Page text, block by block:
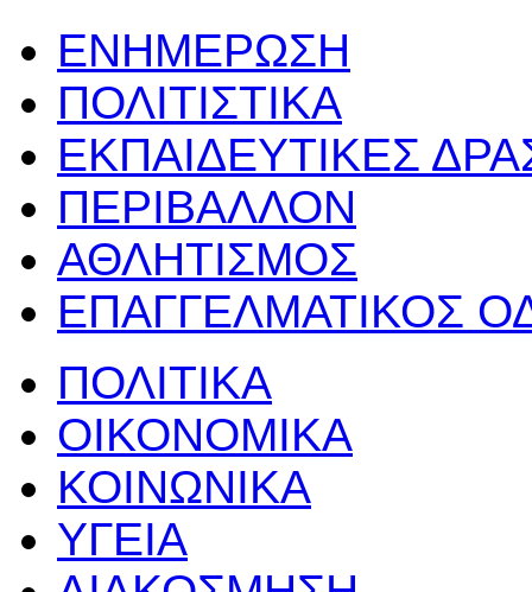
ΕΝΗΜΕΡΩΣΗ
ΠΟΛΙΤΙΣΤΙΚΑ
ΕΚΠΑΙΔΕΥΤΙΚΕΣ
ΠΕΡΙΒΑΛΛΟΝ
ΑΘΛΗΤΙΣΜΟΣ
ΕΠΑΓΓΕΛΜΑΤΙΚΟΣ
ΠΟΛΙΤΙΚΑ
ΟΙΚΟΝΟΜΙΚΑ
ΚΟΙΝΩΝΙΚΑ
ΥΓΕΙΑ